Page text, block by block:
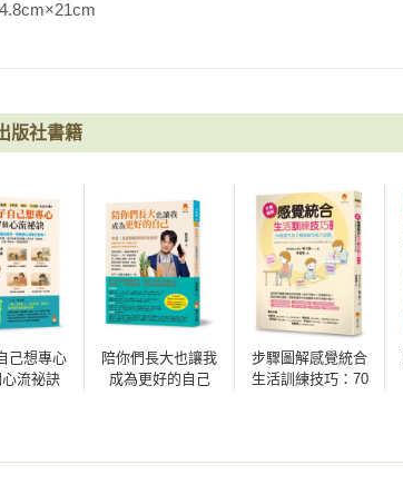
/ 14.8cm×21cm
版社書籍
己想專心
流祕訣
陪你們長大也讓我
成為更好的自己
步驟圖解感覺統合
生活訓練技巧：70